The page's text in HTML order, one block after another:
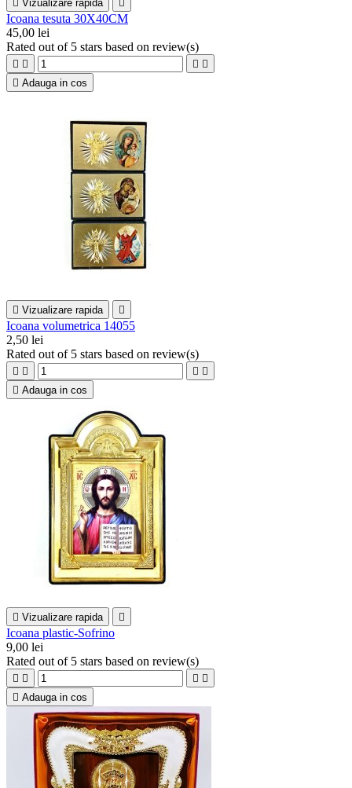
 Vizualizare rapida 
Icoana tesuta 30X40CM
45,00 lei
Rated out of 5 stars based on review(s)
   
 Adauga in cos
 Vizualizare rapida 
Icoana volumetrica 14055
2,50 lei
Rated out of 5 stars based on review(s)
   
 Adauga in cos
 Vizualizare rapida 
Icoana plastic-Sofrino
9,00 lei
Rated out of 5 stars based on review(s)
   
 Adauga in cos